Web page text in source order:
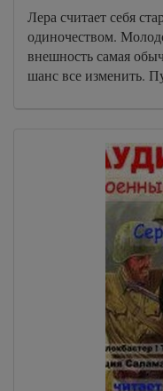
Лера считает себя
одиночеством.
внешность самая
шанс все изменить.